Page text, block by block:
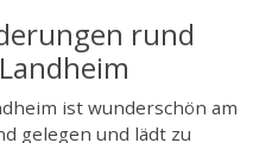
rund
ist wunderschön am
gelegen und lädt zu